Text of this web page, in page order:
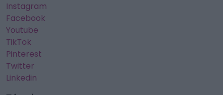
Instagram
Facebook
Youtube
TikTok
Pinterest
Twitter
Linkedin